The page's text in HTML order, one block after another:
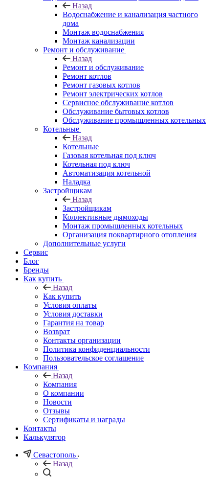
Назад
Водоснабжение и канализация частного
дома
Монтаж водоснабжения
Монтаж канализации
Ремонт и обслуживание
Назад
Ремонт и обслуживание
Ремонт котлов
Ремонт газовых котлов
Ремонт электрических котлов
Сервисное обслуживание котлов
Обслуживание бытовых котлов
Обслуживание промышленных котельных
Котельные
Назад
Котельные
Газовая котельная под ключ
Котельная под ключ
Автоматизация котельной
Наладка
Застройщикам
Назад
Застройщикам
Коллективные дымоходы
Монтаж промышленных котельных
Организация поквартирного отопления
Дополнительные услуги
Сервис
Блог
Бренды
Как купить
Назад
Как купить
Условия оплаты
Условия доставки
Гарантия на товар
Возврат
Контакты организации
Политика конфиденциальности
Пользовательское соглашение
Компания
Назад
Компания
О компании
Новости
Отзывы
Сертификаты и награды
Контакты
Калькулятор
Севастополь
Назад